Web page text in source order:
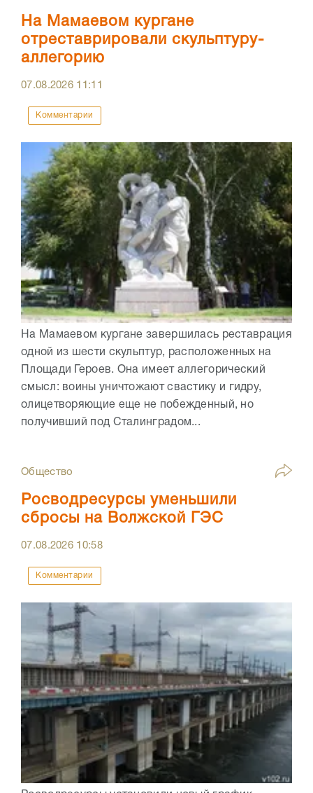
На Мамаевом кургане
отреставрировали скульптуру-
аллегорию
07.08.2026 11:11
Комментарии
На Мамаевом кургане завершилась реставрация
одной из шести скульптур, расположенных на
Площади Героев. Она имеет аллегорический
смысл: воины уничтожают свастику и гидру,
олицетворяющие еще не побежденный, но
получивший под Сталинградом...
Общество
Росводресурсы уменьшили
сбросы на Волжской ГЭС
07.08.2026 10:58
Комментарии